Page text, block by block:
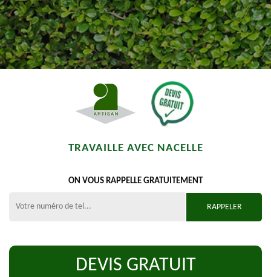
TRAVAILLE AVEC NACELLE
ON VOUS RAPPELLE GRATUITEMENT
DEVIS GRATUIT